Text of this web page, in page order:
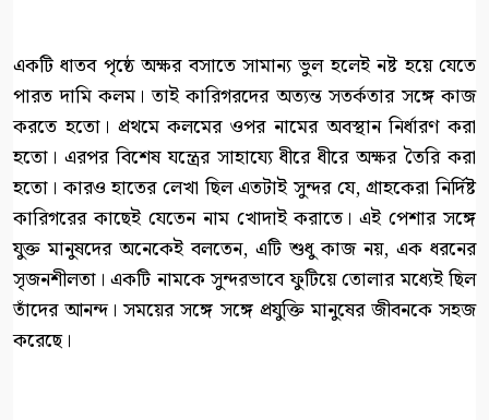
একটি ধাতব পৃষ্ঠে অক্ষর বসাতে সামান্য ভুল হলেই নষ্ট হয়ে যেতে
পারত দামি কলম। তাই কারিগরদের অত্যন্ত সতর্কতার সঙ্গে কাজ
করতে হতো। প্রথমে কলমের ওপর নামের অবস্থান নির্ধারণ করা
হতো। এরপর বিশেষ যন্ত্রের সাহায্যে ধীরে ধীরে অক্ষর তৈরি করা
হতো। কারও হাতের লেখা ছিল এতটাই সুন্দর যে, গ্রাহকেরা নির্দিষ্ট
কারিগরের কাছেই যেতেন নাম খোদাই করাতে। এই পেশার সঙ্গে
যুক্ত মানুষদের অনেকেই বলতেন, এটি শুধু কাজ নয়, এক ধরনের
সৃজনশীলতা। একটি নামকে সুন্দরভাবে ফুটিয়ে তোলার মধ্যেই ছিল
তাঁদের আনন্দ। সময়ের সঙ্গে সঙ্গে প্রযুক্তি মানুষের জীবনকে সহজ
করেছে।